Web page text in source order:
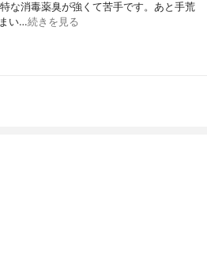
な消毒薬臭が強くて苦手です。あと手荒
い…続きを見る